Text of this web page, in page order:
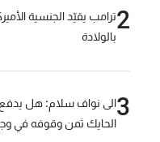
2ترامب يقيّد الجنسية
بالولادة
3الى نواف سلام: هل يدفع
الحايك ثمن وقوفه في